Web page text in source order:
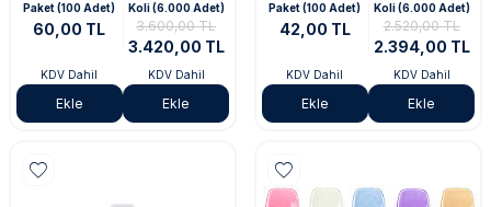
Paket (100 Adet)
60,00 TL
KDV Dahil
Ekle
Koli (6.000 Adet)
3.600,00 TL
3.420,00 TL
KDV Dahil
Ekle
Paket (100 Adet)
42,00 TL
KDV Dahil
Ekle
Koli (6.000 Adet)
2.520,00 TL
2.394,00 TL
KDV Dahil
Ekle